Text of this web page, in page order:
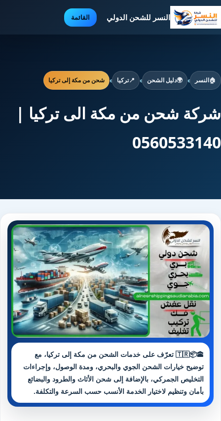
النسر للشحن الدولي القائمة
🏠النسر ›
🌍دليل الشحن ›
📍تركيا › شحن من مكة إلى تركيا
شركة شحن من مكة الى تركيا |
0560533140
🕋📦🇹🇷 تعرّف على خدمات الشحن من مكة إلى تركيا، مع
توضيح خيارات الشحن الجوي والبحري، ومدة الوصول، وإجراءات
التخليص الجمركي، بالإضافة إلى شحن الأثاث والطرود والبضائع
بأمان وتنظيم لاختيار الخدمة الأنسب حسب السرعة والتكلفة.